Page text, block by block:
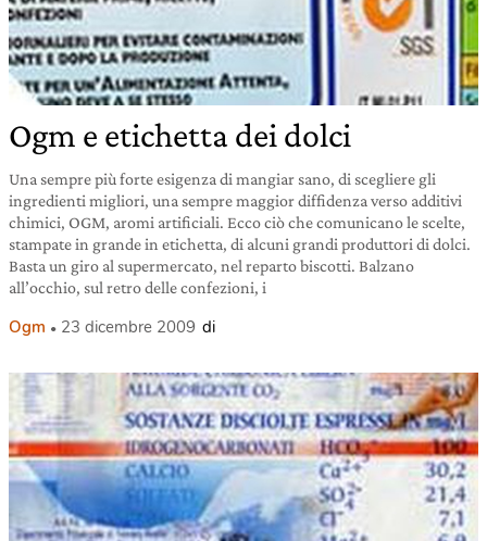
Ogm e etichetta dei dolci
Una sempre più forte esigenza di mangiar sano, di scegliere gli
ingredienti migliori, una sempre maggior diffidenza verso additivi
chimici, OGM, aromi artificiali. Ecco ciò che comunicano le scelte,
stampate in grande in etichetta, di alcuni grandi produttori di dolci.
Basta un giro al supermercato, nel reparto biscotti. Balzano
all’occhio, sul retro delle confezioni, i
Ogm 23 dicembre 2009 di